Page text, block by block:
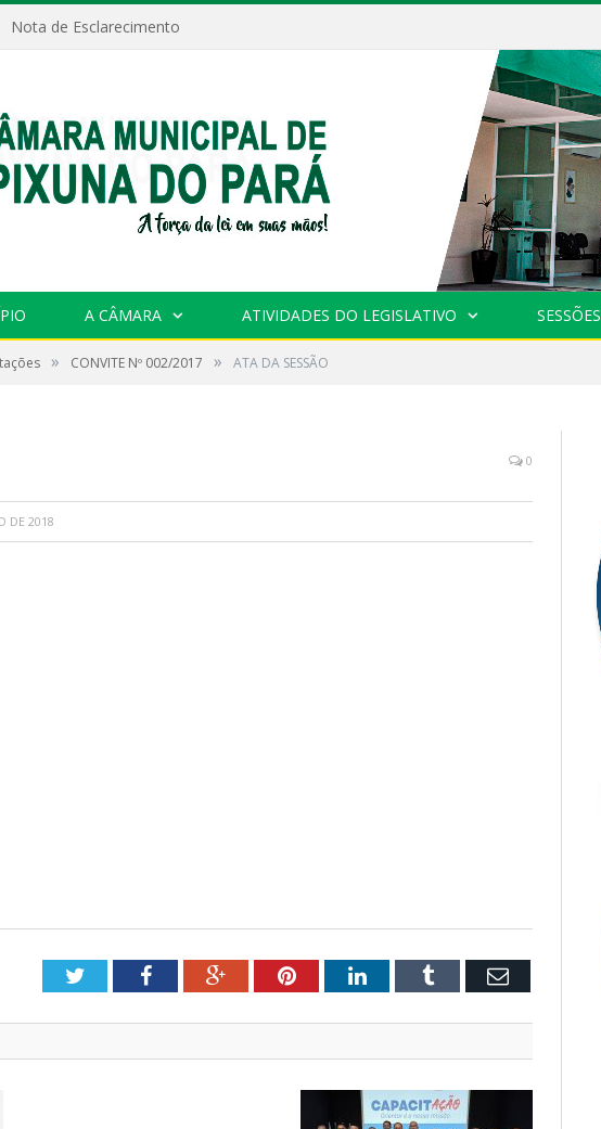
Nota de Esclarecimento
A CÂMARA ATIVIDADES DO LEGISLATIVO SESSÕES
» CONVITE Nº 002/2017 » ATA DA SESSÃO
0
DE 2018
TwitterFacebookGoogle+PinterestLinkedInTumblr Email